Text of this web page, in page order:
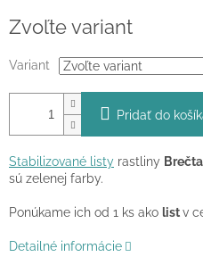
cena:
Zvoľte variant
Variant
Pridať do
Stabilizované listy rastliny
sú zelenej farby.
Ponúkame ich od 1 ks ako listv
Detailné informácie